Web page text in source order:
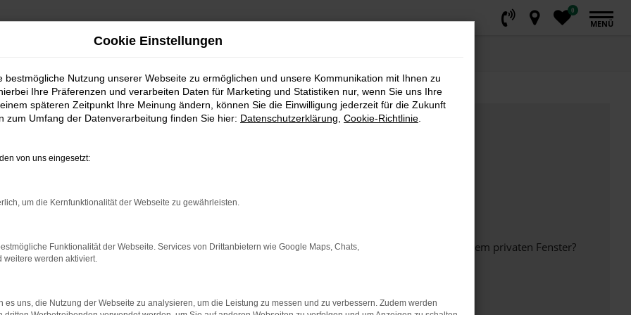
0
MENÜ
bestimmter Seiten verhindern. Funktioniert die Seite in einem anderen Browser oder in einem privaten Fenster?
beheben.
auf dem neuesten Stand sind.
Cookie Einstellungen
bestmögliche Nutzung unserer Webseite zu ermöglichen und unsere Kommunikation mit Ihnen zu
Ihre Präferenzen und verarbeiten Daten für Marketing und Statistiken nur, wenn Sie uns Ihre
späteren Zeitpunkt Ihre Meinung ändern, können Sie die Einwilligung jederzeit für die Zukunft
zum Umfang der Datenverarbeitung finden Sie hier: Datenschutzerklärung Cookie-Richtlinie
von uns eingesetzt:
um die Kernfunktionalität der Webseite zu gewährleisten.
Funktionalität der Webseite. Services von Drittanbietern wie Google Maps, Chats,
weitere werden aktiviert.
es uns, die Nutzung der Webseite zu analysieren, um die Leistung zu messen und zu verbessern. Zudem werden